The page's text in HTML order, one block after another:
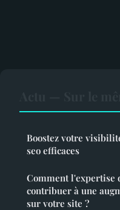
Boostez votre
seo efficaces
Comment l'expertise
contribuer à une
sur votre site ?